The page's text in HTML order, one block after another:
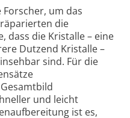
um das
die
dass die Kristalle – eine
Dutzend Kristalle –
sind. Für die
und leicht
ist es,